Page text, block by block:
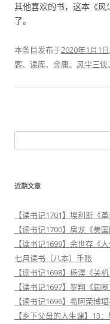
其他喜欢的书，这本《
了。
本条目发布于2020年1月1日
客、 读库、 金庸、 风尘三侠、
索
近期文章
【读书记1701】埃利斯《
【读书记1700】房龙《美国
【读书记1699】余世存《人
七月读书（八本）手账
【读书记1698】杨淏《关
【读书记1697】罗翔《圆
【读书记1696】希阿荣博
【乡下父母的人生课】13